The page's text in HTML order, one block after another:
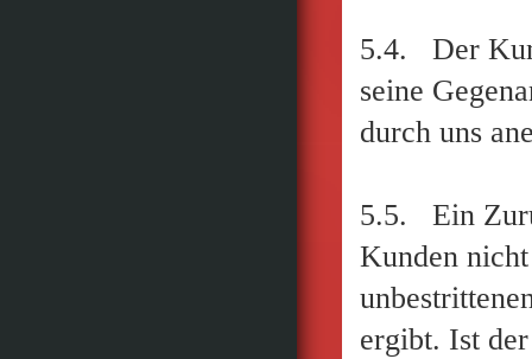
5.4. Der
seine
durch uns
5.5. Ein
Kunden
ergibt. Ist